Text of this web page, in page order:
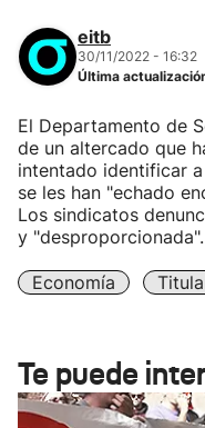
eitb
30/11/2022 - 16:32
Última
El Departamento de
de un altercado que
intentado identificar
se les han "echado
Los sindicatos
y "desproporcionada".
Economía
Te puede